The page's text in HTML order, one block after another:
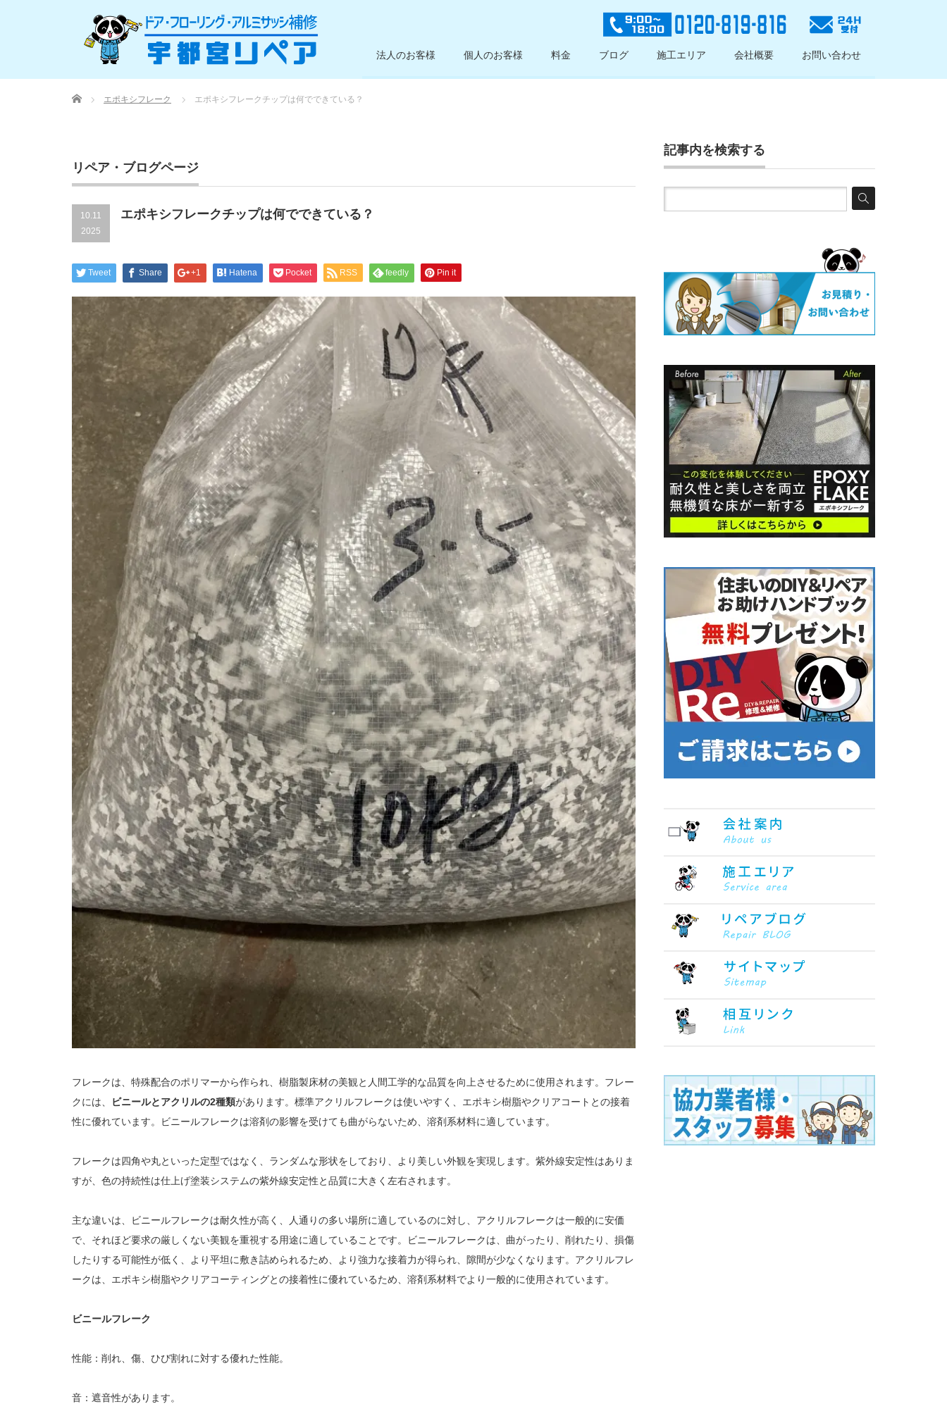
法人のお客様 個人のお客様 料金 ブログ 施工エリア 会社概要 お問い合わせ
Home エポキシフレーク エポキシフレークチップは何でできている？
リペア・ブログページ
10.11
2025
エポキシフレークチップは何でできている？
Tweet Share +1 Hatena Pocket RSS feedly Pin it
フレークは、特殊配合のポリマーから作られ、樹脂製床材の美観と人間工学的な品質を向上させるために使用されます。フレー
クには、
ビニールとアクリルの2種類があります。標準アクリルフレークは使いやすく、エポキシ樹脂やクリアコートとの接着
性に優れています。ビニールフレークは溶剤の影響を受けても曲がらないため、溶剤系材料に適しています。
フレークは四角や丸といった定型ではなく、ランダムな形状をしており、より美しい外観を実現します。紫外線安定性はありま
すが、色の持続性は仕上げ塗装システムの紫外線安定性と品質に大きく左右されます。
主な違いは、ビニールフレークは耐久性が高く、人通りの多い場所に適しているのに対し、アクリルフレークは一般的に安価
で、それほど要求の厳しくない美観を重視する用途に適していることです。ビニールフレークは、曲がったり、削れたり、損傷
したりする可能性が低く、より平坦に敷き詰められるため、より強力な接着力が得られ、隙間が少なくなります。アクリルフレ
ークは、エポキシ樹脂やクリアコーティングとの接着性に優れているため、溶剤系材料でより一般的に使用されています。
ビニールフレーク
性能：削れ、傷、ひび割れに対する優れた性能。
音：遮音性があります。
記事内を検索する